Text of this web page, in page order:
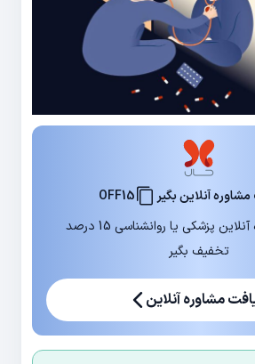
آنلاین بگیر
OFF15
در اولین مشاوره آنلاین پزشکی یا روانشناسی 15 درصد
تخفیف بگیر
مشاوره آنلاین